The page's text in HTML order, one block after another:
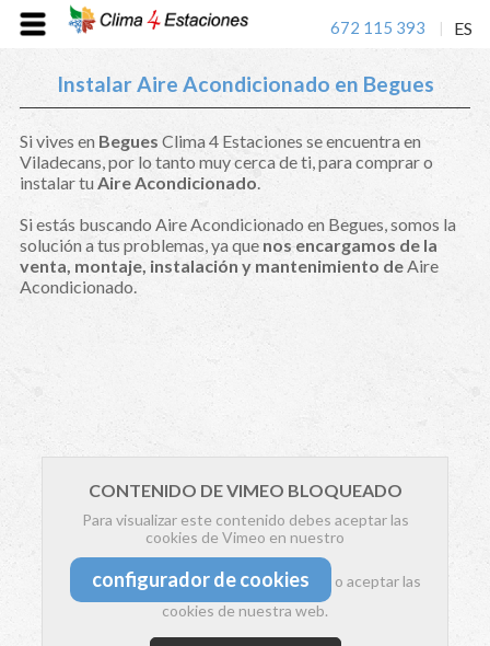
672 115 393 ES
Instalar Aire Acondicionado en Begues
Si vives en Begues Clima 4 Estaciones se encuentra en
Viladecans, por lo tanto muy cerca de ti, para comprar o
instalar tuAire Acondicionado.
Si estás buscando Aire Acondicionado en Begues, somos la
solución a tus problemas, ya que nos encargamos de la
venta, montaje, instalación y mantenimiento deAire
Acondicionado.
CONTENIDO DE VIMEO BLOQUEADO
Para visualizar este contenido debes aceptar las
cookies de Vimeo en nuestro
configurador de cookies
o aceptar las
cookies de nuestra web.